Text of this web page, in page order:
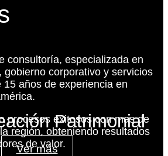
Patrimonial
Ver más
consultoría, especializada en
gobierno corporativo y servicios
15 años de experiencia en
procesos exitosos con mas de
región, obteniendo resultados
de valor.